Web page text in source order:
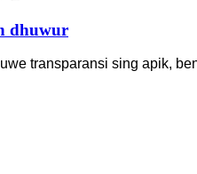
dhuwur
transparansi sing apik,